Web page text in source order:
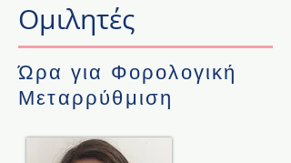
Ομιλητές
Ώρα για Φορολογική
Μεταρρύθμιση